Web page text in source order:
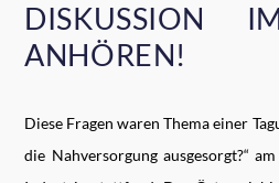
DISKUSSION
ANHÖREN!
Diese Fragen waren Thema einer
die Nahversorgung ausgesorgt?“